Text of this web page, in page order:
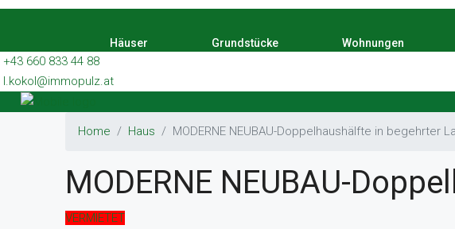
Häuser Grundstücke Wohnungen
+43 660 833 44 88
l.kokol@immopulz.at
Home Haus MODERNE NEUBAU-Doppelhaushälfte in begehrter
MODERNE NEUBAU-
VERMIETET